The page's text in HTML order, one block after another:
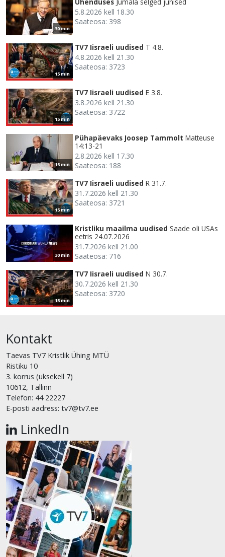
30 min
5.8.2026 kell 18.30
Saateosa: 398
15 min
TV7 Iisraeli uudised T 4.8.
4.8.2026 kell 21.30
Saateosa: 3723
15 min
TV7 Iisraeli uudised E 3.8.
3.8.2026 kell 21.30
Saateosa: 3722
15 min
Pühapäevaks Joosep Tammolt Matteuse
14:13-21
2.8.2026 kell 17.30
Saateosa: 188
15 min
TV7 Iisraeli uudised R 31.7.
31.7.2026 kell 21.30
Saateosa: 3721
30 min
Kristliku maailma uudised Saade oli USAs
eetris 24.07.2026
31.7.2026 kell 21.00
Saateosa: 716
15 min
TV7 Iisraeli uudised N 30.7.
30.7.2026 kell 21.30
Saateosa: 3720
Kontakt
Taevas TV7 Kristlik Ühing MTÜ
Ristiku 10
3. korrus (uksekell 7)
10612, Tallinn
Telefon: 44 22227
E-posti aadress: tv7@tv7.ee
LinkedIn